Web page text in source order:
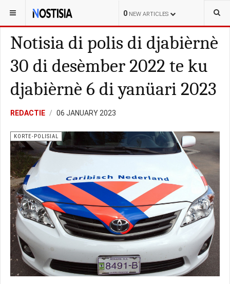
0 NEW ARTICLES
YOU ARE HERE: BONAIRE KORTE-POLISIAL
Notisia di polis di djabièrnè
30 di desèmber 2022 te ku
djabièrnè 6 di yanüari 2023
REDACTIE 06 JANUARY 2023
KORTE-POLISIAL